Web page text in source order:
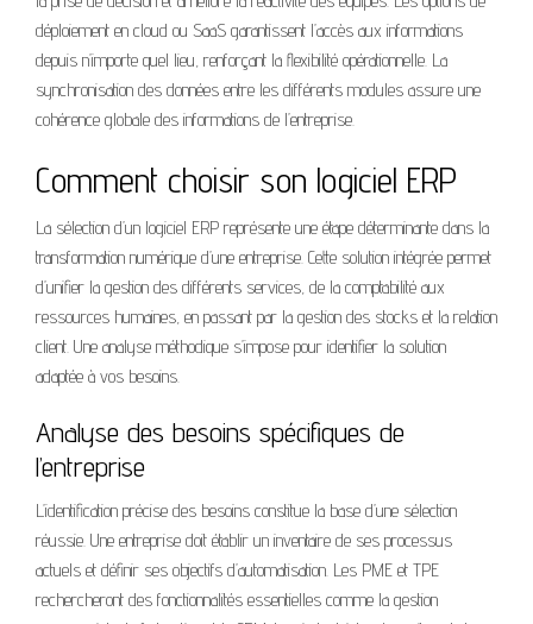
déploiement en cloud ou SaaS garantissent l’accès aux informations
depuis n’importe quel lieu, renforçant la flexibilité opérationnelle. La
synchronisation des données entre les différents modules assure une
cohérence globale des informations de l’entreprise.
Comment choisir son logiciel ERP
La sélection d’un logiciel ERP représente une étape déterminante dans la
transformation numérique d’une entreprise. Cette solution intégrée permet
d’unifier la gestion des différents services, de la comptabilité aux
ressources humaines, en passant par la gestion des stocks et la relation
client. Une analyse méthodique s’impose pour identifier la solution
adaptée à vos besoins.
Analyse des besoins spécifiques de
l’entreprise
L’identification précise des besoins constitue la base d’une sélection
réussie. Une entreprise doit établir un inventaire de ses processus
actuels et définir ses objectifs d’automatisation. Les PME et TPE
rechercheront des fonctionnalités essentielles comme la gestion